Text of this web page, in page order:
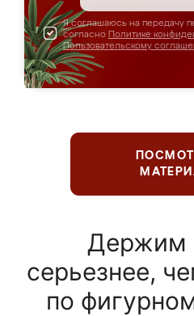
Я соглашаюсь на передачу
согласно Политике
Пользовательскому
Держим
серьезнее,
по